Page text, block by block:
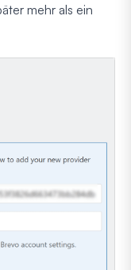
mehr als ein